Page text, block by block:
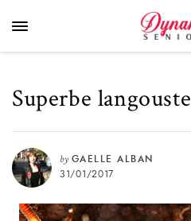
Superbe langouste
by GAELLE ALBAN
31/01/2017